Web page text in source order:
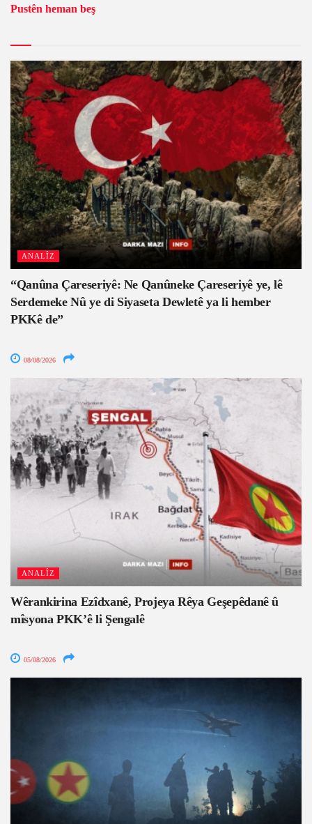
Pustên heman beş
ANALÎZ
“Qanûna Çareseriyê: Ne Qanûneke Çareseriyê ye, lê
Serdemeke Nû ye di Siyaseta Dewletê ya li hember
PKKê de”
08/08/2026
ANALÎZ
Wêrankirina Ezîdxanê, Projeya Rêya Geşepêdanê û
mîsyona PKK’ê li Şengalê
05/08/2026